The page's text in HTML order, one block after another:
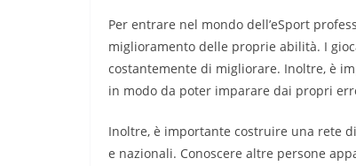
Per entrare nel mondo dell’eSport
miglioramento delle proprie abilità. I
costantemente di migliorare. Inoltre, è
in modo da poter imparare dai propri
Inoltre, è importante costruire una rete
e nazionali. Conoscere altre persone